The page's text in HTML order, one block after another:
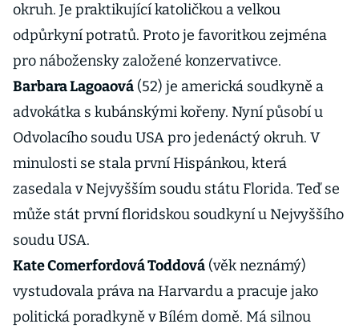
okruh. Je praktikující katoličkou a velkou
odpůrkyní potratů. Proto je favoritkou zejména
pro nábožensky založené konzervativce.
Barbara Lagoaová (52) je americká soudkyně a
advokátka s kubánskými kořeny. Nyní působí u
Odvolacího soudu USA pro jedenáctý okruh. V
minulosti se stala první Hispánkou, která
zasedala v Nejvyšším soudu státu Florida. Teď se
může stát první floridskou soudkyní u Nejvyššího
soudu USA.
Kate Comerfordová Toddová (věk neznámý)
vystudovala práva na Harvardu a pracuje jako
politická poradkyně v Bílém domě. Má silnou